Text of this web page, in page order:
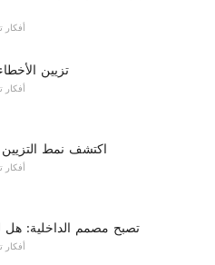
تزيين
اكتشف نمط
تصبح مصمم الداخلية: هل